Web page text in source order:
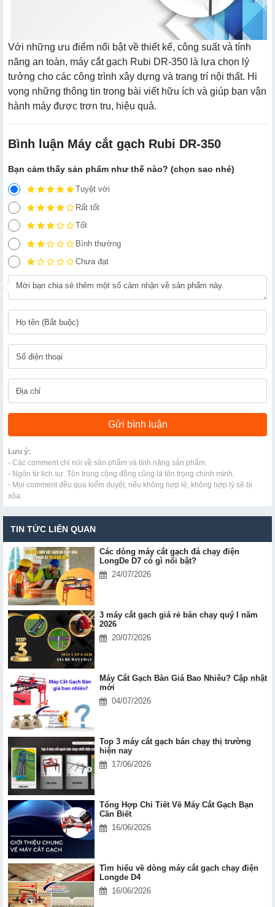
Với những ưu điểm nổi bật về thiết kế, công suất và tính
năng an toàn, máy cắt gạch Rubi DR-350 là lựa chọn lý
tưởng cho các công trình xây dựng và trang trí nội thất. Hi
vọng những thông tin trong bài viết hữu ích và giúp bạn vận
hành máy được trơn tru, hiệu quả.
Bình luận Máy cắt gạch Rubi DR-350
Bạn cảm thấy sản phẩm như thế nào? (chọn sao nhé)
Tuyệt vời
Rất tốt
Tốt
Bình thường
Chưa đạt
Lưu ý:
- Các comment chỉ nói về sản phẩm và tính năng sản phẩm.
- Ngôn từ lịch sự. Tôn trọng cộng đồng cũng là tôn trọng chính mình.
- Mọi comment đều qua kiểm duyệt, nếu không hợp lệ, không hợp lý sẽ bị
xóa.
TIN TỨC LIÊN QUAN
Các dòng máy cắt gạch đá chạy điện
LongDe D7 có gì nổi bật?
24/07/2026
3 máy cắt gạch giá rẻ bán chạy quý I năm
2026
20/07/2026
Máy Cắt Gạch Bàn Giá Bao Nhiêu? Cập nhật
mới
04/07/2026
Top 3 máy cắt gạch bán chạy thị trường
hiện nay
17/06/2026
Tổng Hợp Chi Tiết Về Máy Cắt Gạch Bạn
Cần Biết
16/06/2026
Tìm hiểu về dòng máy cắt gạch chạy điện
Longde D4
16/06/2026